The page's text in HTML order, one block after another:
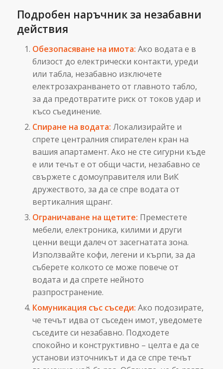
Подробен наръчник за незабавни
действия
Обезопасяване на имота: Ако водата е в
близост до електрически контакти, уреди
или табла, незабавно изключете
електрозахранването от главното табло,
за да предотвратите риск от токов удар и
късо съединение.
Спиране на водата: Локализирайте и
спрете централния спирателен кран на
вашия апартамент. Ако не сте сигурни къде
е или течът е от общи части, незабавно се
свържете с домоуправителя или ВиК
дружеството, за да се спре водата от
вертикалния щранг.
Ограничаване на щетите: Преместете
мебели, електроника, килими и други
ценни вещи далеч от засегнатата зона.
Използвайте кофи, легени и кърпи, за да
съберете колкото се може повече от
водата и да спрете нейното
разпространение.
Комуникация със съседи: Ако подозирате,
че течът идва от съседен имот, уведомете
съседите си незабавно. Подходете
спокойно и конструктивно – целта е да се
установи източникът и да се спре течът